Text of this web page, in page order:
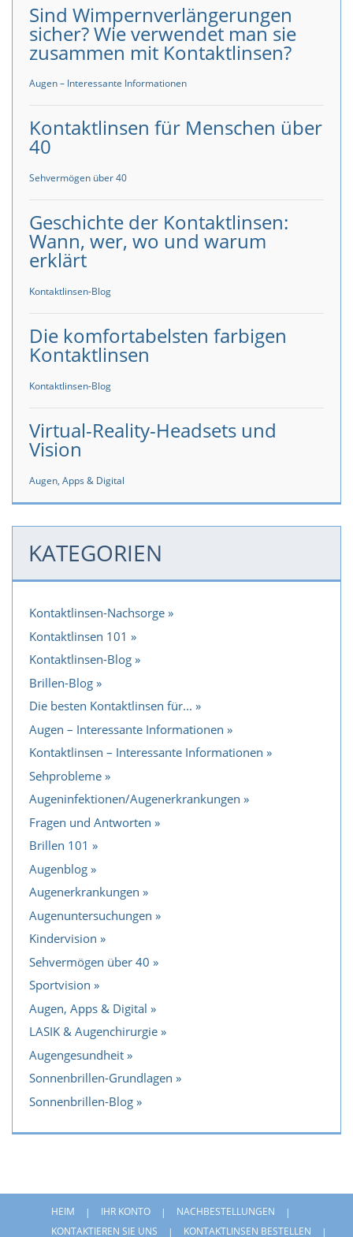
Sind Wimpernverlängerungen
sicher? Wie verwendet man sie
zusammen mit Kontaktlinsen?
Augen – Interessante Informationen
Kontaktlinsen für Menschen über
40
Sehvermögen über 40
Geschichte der Kontaktlinsen:
Wann, wer, wo und warum
erklärt
Kontaktlinsen-Blog
Die komfortabelsten farbigen
Kontaktlinsen
Kontaktlinsen-Blog
Virtual-Reality-Headsets und
Vision
Augen, Apps & Digital
KATEGORIEN
Kontaktlinsen-Nachsorge
Kontaktlinsen 101
Kontaktlinsen-Blog
Brillen-Blog
Die besten Kontaktlinsen für...
Augen – Interessante Informationen
Kontaktlinsen – Interessante Informationen
Sehprobleme
Augeninfektionen/Augenerkrankungen
Fragen und Antworten
Brillen 101
Augenblog
Augenerkrankungen
Augenuntersuchungen
Kindervision
Sehvermögen über 40
Sportvision
Augen, Apps & Digital
LASIK & Augenchirurgie
Augengesundheit
Sonnenbrillen-Grundlagen
Sonnenbrillen-Blog
HEIM IHR KONTO
NACHBESTELLUNGEN
KONTAKTIEREN SIE UNS
KONTAKTLINSEN BESTELLEN